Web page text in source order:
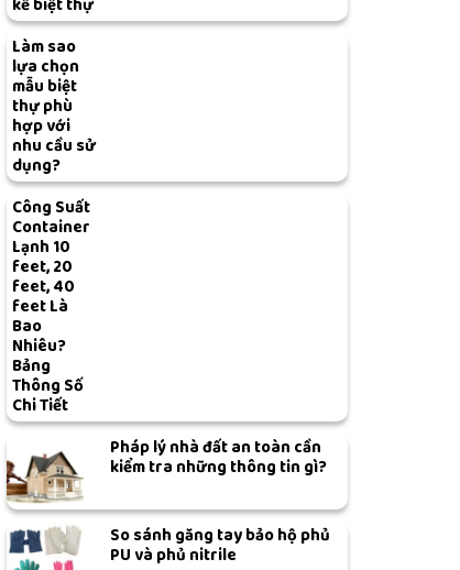
Làm sao
lựa chọn
mẫu biệt
thự phù
hợp với
nhu cầu sử
dụng?
Công Suất
Container
Lạnh 10
feet, 20
feet, 40
feet Là
Bao
Nhiêu?
Bảng
Thông Số
Chi Tiết
Pháp lý nhà đất an toàn cần
kiểm tra những thông tin gì?
So sánh găng tay bảo hộ phủ
PU và phủ nitrile